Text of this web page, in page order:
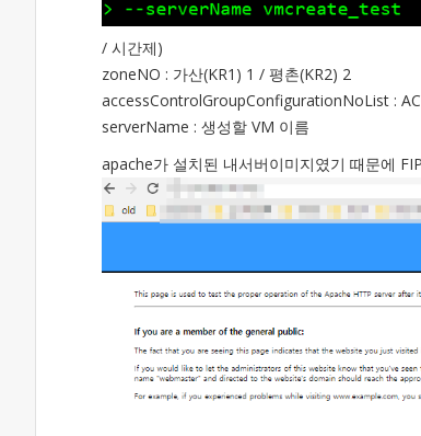
/ 시간제)
zoneNO : 가산(KR1) 1 / 평촌(KR2) 2
accessControlGroupConfigurationNoList :
serverName : 생성할 VM 이름
apache가 설치된 내서버이미지였기 때문에